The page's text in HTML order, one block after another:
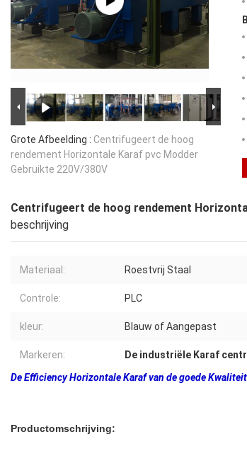
Grote Afbeelding : Centrifugeert de hoog
rendement Horizontale Karaf pvc Modder
Gebruikte 220V/380V
Centrifugeert de hoog rendement
beschrijving
Materiaal: Roestvrij Staal
Controle: PLC
kleur: Blauw of Aangepast
Markeren: De industriële Karaf
De Efficiency Horizontale Karaf van de goede
Productomschrijving: